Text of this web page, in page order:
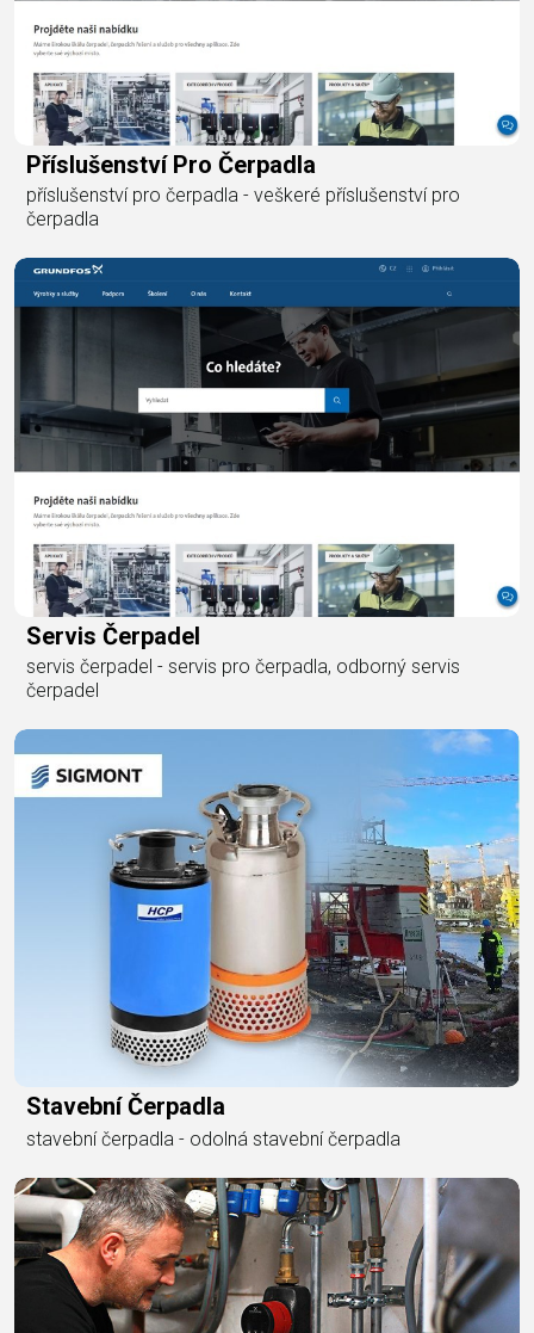
Příslušenství Pro Čerpadla
příslušenství pro čerpadla - veškeré příslušenství pro
čerpadla
Servis Čerpadel
servis čerpadel - servis pro čerpadla, odborný servis
čerpadel
Stavební Čerpadla
stavební čerpadla - odolná stavební čerpadla